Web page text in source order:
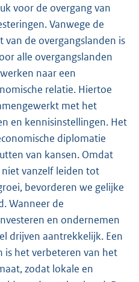
voor de overgang van
Vanwege de
de overgangslanden is
alle overgangslanden
naar een
relatie. Hiertoe
met het
en kennisinstellingen. Het
diplomatie
van kansen. Omdat
vanzelf leiden tot
bevorderen we gelijke
Wanneer de
en ondernemen
drijven aantrekkelijk. Een
is het verbeteren van het
zodat lokale en